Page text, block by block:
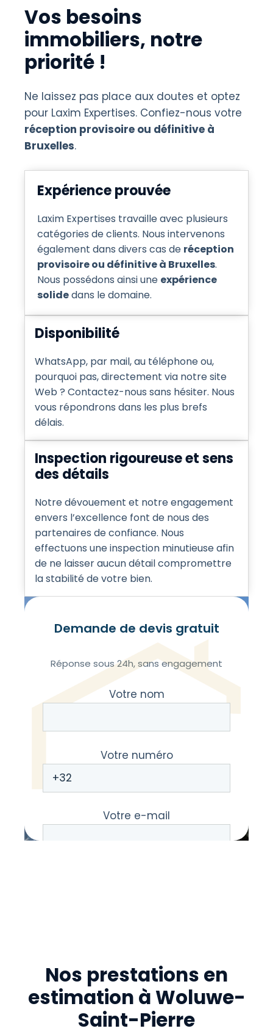
Vos besoins
immobiliers, notre
priorité !
Ne laissez pas place aux doutes et optez
pour Laxim Expertises. Confiez-nous votre
réception provisoire ou définitive à
Bruxelles.
Expérience prouvée
Laxim Expertises travaille avec plusieurs
catégories de clients. Nous intervenons
également dans divers cas de réception
provisoire ou définitive à Bruxelles.
Nous possédons ainsi une expérience
solidedans le domaine.
Disponibilité
WhatsApp, par mail, au téléphone ou,
pourquoi pas, directement via notre site
Web ? Contactez-nous sans hésiter. Nous
vous répondrons dans les plus brefs
délais.
Inspection rigoureuse et sens
des détails
Notre dévouement et notre engagement
envers l’excellence font de nous des
partenaires de confiance. Nous
effectuons une inspection minutieuse afin
de ne laisser aucun détail compromettre
la stabilité de votre bien.
Demande de devis gratuit
Réponse sous 24h, sans engagement
Votre nom
Votre numéro
Votre e-mail
Nos prestations en
estimation à Woluwe-
Saint-Pierre